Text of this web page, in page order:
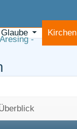
Glaube Kirchen